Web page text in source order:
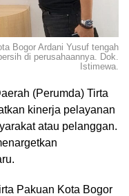
Bogor Ardani Yusuf tengah
di perusahaannya. Dok.
Istimewa.
(Perumda) Tirta
kinerja pelayanan
atau pelanggan.
Pakuan Kota Bogor